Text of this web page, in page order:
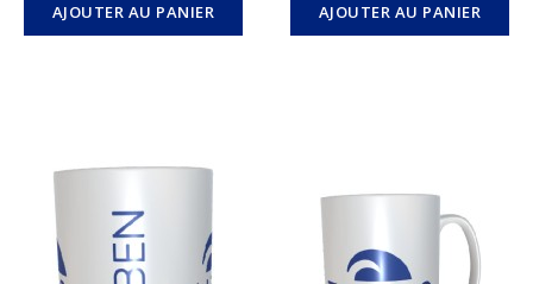
AJOUTER AU PANIER AJOUTER AU PANIER